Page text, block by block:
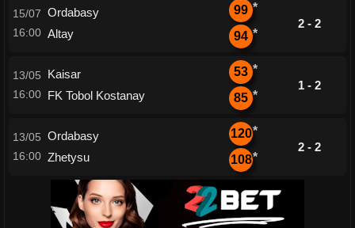
15/07
16:00
Ordabasy
Altay
99 *
94 *
2 - 2
13/05
16:00
Kaisar
FK Tobol Kostanay
53 *
85 *
1 - 2
13/05
16:00
Ordabasy
Zhetysu
120*
108*
2 - 2